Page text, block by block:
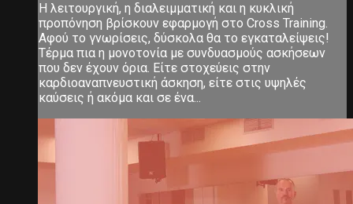
Η λειτουργική, η διαλειμματική και η κυκλική
προπόνηση βρίσκουν εφαρμογή στο Cross Training.
Αφού το γνωρίσεις, δύσκολα θα το εγκαταλείψεις!
Τέρμα πια η μονοτονία με συνδυασμούς ασκήσεων
που δεν έχουν όρια. Είτε στοχεύεις στην
καρδιοαναπνευστική άσκηση, είτε στις υψηλές
καύσεις ή ακόμα και σε ένα...